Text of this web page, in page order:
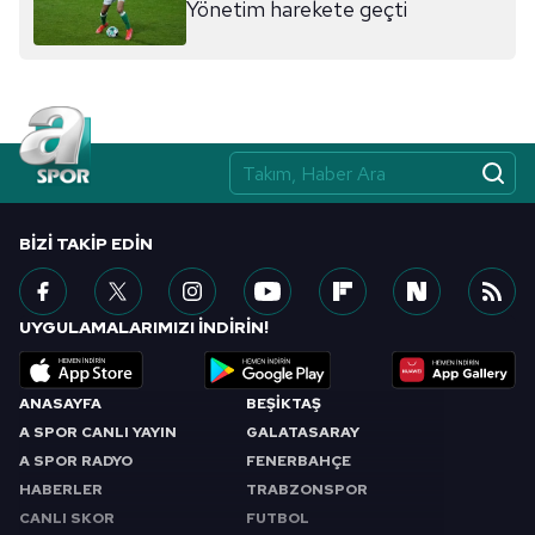
Yönetim harekete geçti
ANASAYFA
A SPOR CANLI YAYIN
A SPOR RADYO
HABERLER
CANLI SKOR
BEŞİKTAŞ
GALATASARAY
FENERBAHÇE
TRABZONSPOR
FUTBOL
BIZI TAKIP EDIN
UYGULAMALARIMIZI İNDİRİN!